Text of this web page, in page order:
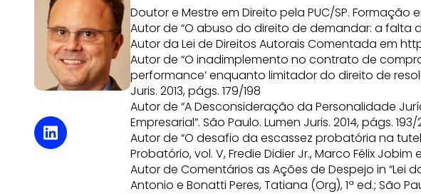
Doutor e Mestre em Direito pela PUC/SP. Formação
Autor de “O abuso do direito de demandar: a falta
Autor da Lei de Direitos Autorais Comentada em
Autor de “O inadimplemento no contrato de
performance’ enquanto limitador do direito de
Juris. 2013, págs. 179/198
Autor de “A Desconsideração da Personalidade
Empresarial”. São Paulo. Lumen Juris. 2014, págs. 193/
Autor de “O desafio da escassez probatória na
Probatório, vol. V, Fredie Didier Jr., Marco Félix
Autor de Comentários as Ações de Despejo in “Lei
Antonio e Bonatti Peres, Tatiana (Org), 1ª ed.; São